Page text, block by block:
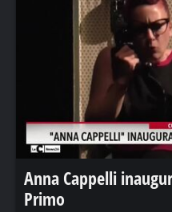
Anna Cappelli
Primo